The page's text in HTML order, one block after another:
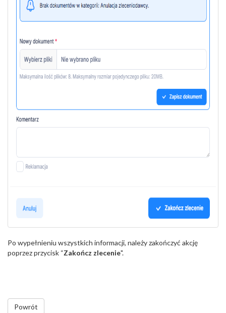
Po wypełnieniu wszystkich informacji, należy zakończyć akcję
poprzez przycisk “Zakończ zlecenie".
Powrót